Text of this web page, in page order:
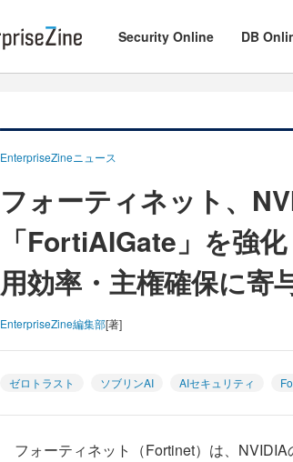
Security Online DB
EnterpriseZineニュース
フォーティネット、
「FortiAIGate」を強
用効率・主権確保に寄
EnterpriseZine編集部[著]
ゼロトラスト ソブリンAI AIセキュリティ
フォーティネット（Fortinet）は、